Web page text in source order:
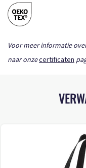
Voor meer informatie
naar onzecertificaten